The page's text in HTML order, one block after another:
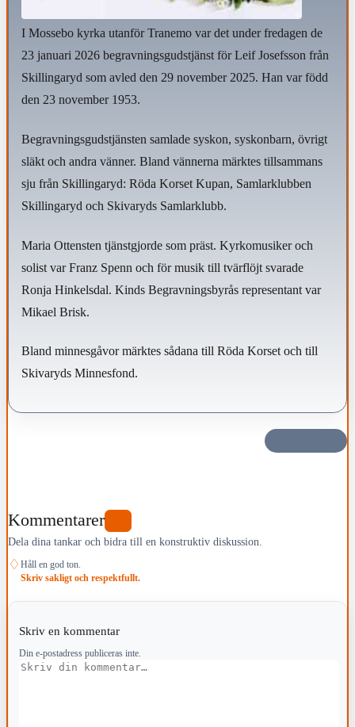
I Mossebo kyrka utanför Tranemo var det under fredagen de
23 januari 2026 begravningsgudstjänst för Leif Josefsson från
Skillingaryd som avled den 29 november 2025. Han var född
den 23 november 1953.
Begravningsgudstjänsten samlade syskon, syskonbarn, övrigt
släkt och andra vänner. Bland vännerna märktes tillsammans
sju från Skillingaryd: Röda Korset Kupan, Samlarklubben
Skillingaryd och Skivaryds Samlarklubb.
Maria Ottensten tjänstgjorde som präst. Kyrkomusiker och
solist var Franz Spenn och för musik till tvärflöjt svarade
Ronja Hinkelsdal. Kinds Begravningsbyrås representant var
Mikael Brisk.
Bland minnesgåvor märktes sådana till Röda Korset och till
Skivaryds Minnesfond.
Kommentarer
Dela dina tankar och bidra till en konstruktiv diskussion.
♢ Håll en god ton.
Skriv sakligt och respektfullt.
Skriv en kommentar
Din e-postadress publiceras inte.
Kommentar